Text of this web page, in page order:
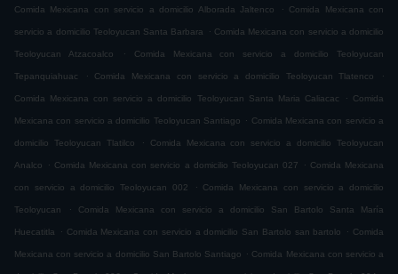
Comida Mexicana con servicio a domicilio Alborada Jaltenco . Comida Mexicana con
servicio a domicilio Teoloyucan Santa Barbara . Comida Mexicana con servicio a domicilio
Teoloyucan Atzacoalco . Comida Mexicana con servicio a domicilio Teoloyucan
Tepanquiahuac . Comida Mexicana con servicio a domicilio Teoloyucan Tlatenco .
Comida Mexicana con servicio a domicilio Teoloyucan Santa Maria Caliacac . Comida
Mexicana con servicio a domicilio Teoloyucan Santiago . Comida Mexicana con servicio a
domicilio Teoloyucan Tlatilco . Comida Mexicana con servicio a domicilio Teoloyucan
Analco . Comida Mexicana con servicio a domicilio Teoloyucan 027 . Comida Mexicana
con servicio a domicilio Teoloyucan 002 . Comida Mexicana con servicio a domicilio
Teoloyucan . Comida Mexicana con servicio a domicilio San Bartolo Santa María
Huecatitla . Comida Mexicana con servicio a domicilio San Bartolo san bartolo . Comida
Mexicana con servicio a domicilio San Bartolo Santiago . Comida Mexicana con servicio a